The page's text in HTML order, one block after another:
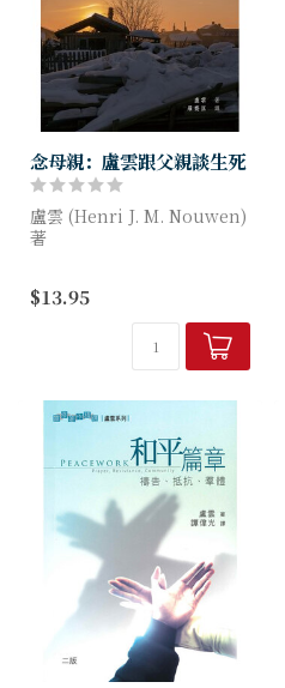
念母親：盧雲跟父親談生死
盧雲 (Henri J. M. Nouwen)
著
到底我們在面對家人離世時，
我們所經歷的、所學習的是甚
$13.95